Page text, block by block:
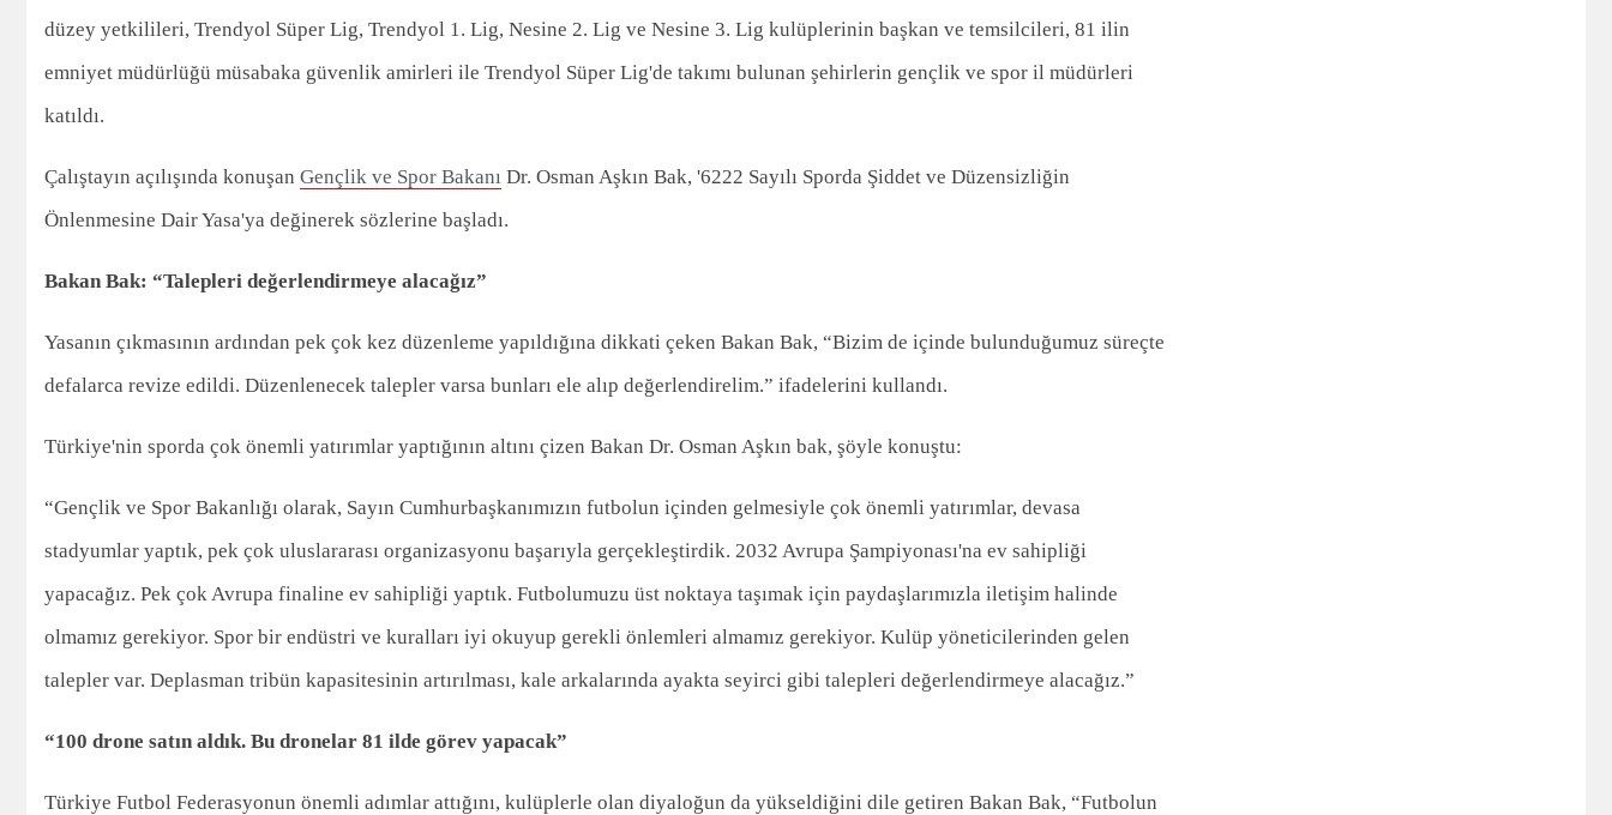
düzey yetkilileri, Trendyol Süper Lig, Trendyol 1. Lig, Nesine 2. Lig ve Nesine 3. Lig kulüplerinin başkan ve temsilcileri, 81 ilin
emniyet müdürlüğü müsabaka güvenlik amirleri ile Trendyol Süper Lig'de takımı bulunan şehirlerin gençlik ve spor il müdürleri
katıldı.
Çalıştayın açılışında konuşan Gençlik ve Spor Bakanı Dr. Osman Aşkın Bak, '6222 Sayılı Sporda Şiddet ve Düzensizliğin
Önlenmesine Dair Yasa'ya değinerek sözlerine başladı.
Bakan Bak: “Talepleri değerlendirmeye alacağız”
Yasanın çıkmasının ardından pek çok kez düzenleme yapıldığına dikkati çeken Bakan Bak, “Bizim de içinde bulunduğumuz süreçte
defalarca revize edildi. Düzenlenecek talepler varsa bunları ele alıp değerlendirelim.” ifadelerini kullandı.
Türkiye'nin sporda çok önemli yatırımlar yaptığının altını çizen Bakan Dr. Osman Aşkın bak, şöyle konuştu:
“Gençlik ve Spor Bakanlığı olarak, Sayın Cumhurbaşkanımızın futbolun içinden gelmesiyle çok önemli yatırımlar, devasa
stadyumlar yaptık, pek çok uluslararası organizasyonu başarıyla gerçekleştirdik. 2032 Avrupa Şampiyonası'na ev sahipliği
yapacağız. Pek çok Avrupa finaline ev sahipliği yaptık. Futbolumuzu üst noktaya taşımak için paydaşlarımızla iletişim halinde
olmamız gerekiyor. Spor bir endüstri ve kuralları iyi okuyup gerekli önlemleri almamız gerekiyor. Kulüp yöneticilerinden gelen
talepler var. Deplasman tribün kapasitesinin artırılması, kale arkalarında ayakta seyirci gibi talepleri değerlendirmeye alacağız.”
“100 drone satın aldık. Bu dronelar 81 ilde görev yapacak”
Türkiye Futbol Federasyonun önemli adımlar attığını, kulüplerle olan diyaloğun da yükseldiğini dile getiren Bakan Bak, “Futbolun